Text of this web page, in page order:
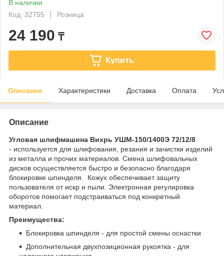
В наличии
Код: 32755
Розница
24 190 ₸
Купить
Описание Характеристики Доставка Оплата
Описание
Угловая шлифмашина Вихрь УШМ-150/1400Э 72/12/8
- используется для шлифования, резания и зачистки изделий
из металла и прочих материалов. Смена шлифовальных
дисков осуществляется быстро и безопасно благодаря
блокировке шпинделя. Кожух обеспечивает защиту
пользователя от искр и пыли. Электронная регулировка
оборотов помогает подстраиваться под конкретный
материал.
Преимущества:
Блокировка шпинделя - для простой смены оснастки
Дополнительная двухпозиционная рукоятка - для